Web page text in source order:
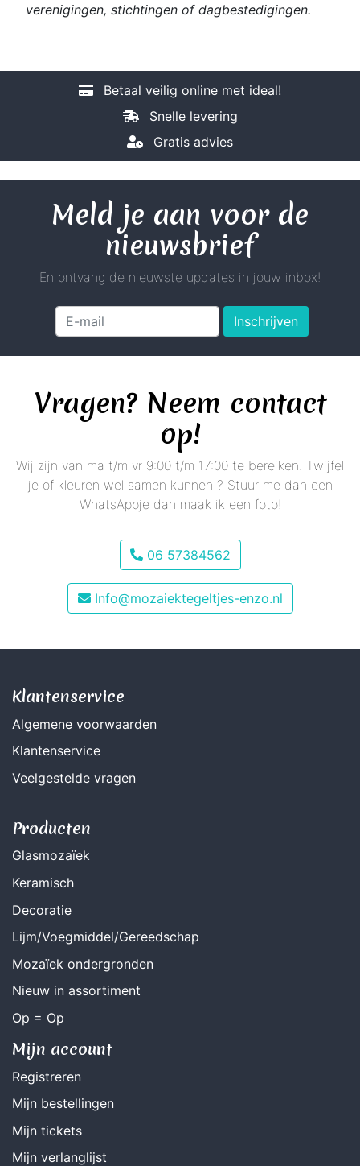
verenigingen, stichtingen of dagbestedigingen.
Betaal veilig online met ideal!
Snelle levering
Gratis advies
Meld je aan voor de
nieuwsbrief
En ontvang de nieuwste updates in jouw inbox!
Inschrijven
Vragen? Neem contact
op!
Wij zijn van ma t/m vr 9:00 t/m 17:00 te bereiken. Twijfel
je of kleuren wel samen kunnen ? Stuur me dan een
WhatsAppje dan maak ik een foto!
06 57384562
Info@mozaiektegeltjes-enzo.nl
Klantenservice
Algemene voorwaarden
Klantenservice
Veelgestelde vragen
Producten
Glasmozaïek
Keramisch
Decoratie
Lijm/Voegmiddel/Gereedschap
Mozaïek ondergronden
Nieuw in assortiment
Op = Op
Mijn account
Registreren
Mijn bestellingen
Mijn tickets
Mijn verlanglijst